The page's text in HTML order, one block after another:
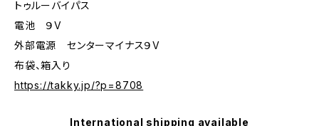
トゥルーバイパス
電池 ９V
外部電源 センターマイナス９V
布袋、箱入り
https://takky.jp/?p=8708
International shipping available